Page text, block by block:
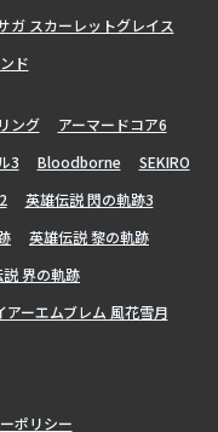
ガ スカーレットグレイス
ド
ング
アーマードコア6
3 Bloodborne
SEKIRO
英雄伝説 閃の軌跡3
英雄伝説 黎の軌跡
界の軌跡
アーエムブレム 風花雪月
ポリシー